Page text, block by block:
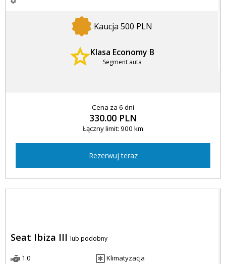
Kaucja 500 PLN
Klasa Economy B
Segment auta
Cena za 6 dni
330.00 PLN
Łączny limit: 900 km
Rezerwuj teraz
Seat Ibiza III lub podobny
1.0
Klimatyzacja